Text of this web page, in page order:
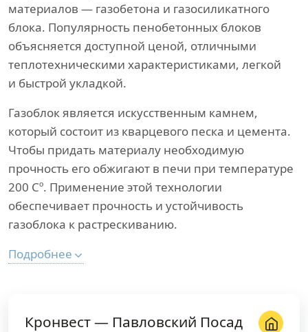
материалов — газобетона и газосиликатного
блока. Популярность пенобетонных блоков
объясняется доступной ценой, отличными
теплотехническими характеристиками, легкой
и быстрой укладкой.
Газоблок является искусственным камнем,
который состоит из кварцевого песка и цемента.
Чтобы придать материалу необходимую
прочность его обжигают в печи при температуре
200 Сº. Применение этой технологии
обеспечивает прочность и устойчивость
газоблока к растрескиванию.
Подробнее
Кронвест — Павловский Посад